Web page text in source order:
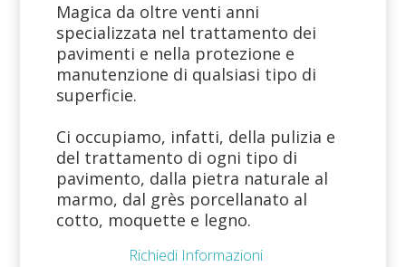
Magica da oltre venti anni
specializzata nel trattamento dei
pavimenti e nella protezione e
manutenzione di qualsiasi tipo di
superficie.
Ci occupiamo, infatti, della pulizia e
del trattamento di ogni tipo di
pavimento, dalla pietra naturale al
marmo, dal grès porcellanato al
cotto, moquette e legno.
Richiedi Informazioni